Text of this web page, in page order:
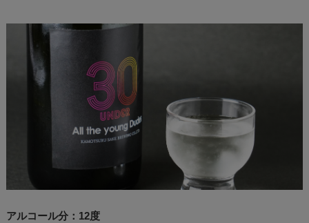
アルコール分：12度